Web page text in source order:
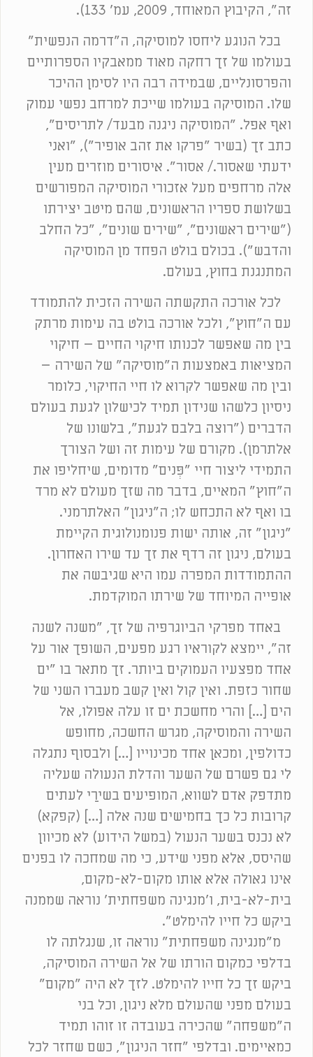
זה", הקיבוץ המאוחד, 2009, עמ' 133).
בכל הנוגע ליחסו למוסיקה, ה"דרמה הנפשית"
בעולמו של זך רחקה מאוד ממאבקיו הספרותיים
והפרסונליים, שבמידה רבה היו לסימן ההיכר
שלו. המוסיקה בעולמו שייכת למרחב נפשי עמוק
ואף אפל. "המוסיקה ניגנה מבעד/ לתריסים",
כתב זך (בשיר "פרקו את זהב אופיר"), "ואני
ידעתי שאסור./ אסור". איסורים מוזרים מעין
אלה מרחפים מעל אזכורי המוסיקה המפורשים
בשלושת ספריו הראשונים, שהם מיטב יצירתו
("שירים ראשונים", "שירים שונים", "כל החלב
והדבש"). בכולם בולט הפחד מן המוסיקה
המתנגנת בחוץ, בעולם.
לכל אורכה התקשתה השירה הזכית להתמודד
עם ה"חוץ", ולכל אורכה בולט בה עימות מרתק
בין מה שאפשר לכנותו חיקוי החיים – חיקוי
המציאות באמצעות ה"מוסיקה" של השירה –
ובין מה שאפשר לקרוא לו חיי החיקוי, כלומר
ניסיון כלשהו שנידון תמיד לכישלון לגעת בעולם
הדברים ("רוצה בלבם לגעת", בלשונו של
אלתרמן). מקורם של עימות זה ושל הצורך
התמידי ליצור חיי "פְּנים" מדומים, שיחליפו את
ה"חוץ" המאיים, בדבר מה שזך מעולם לא מרד
בו ואף לא התכחש לו; ה"ניגון" האלתרמני.
"ניגון" זה, אותה ישות פנומנולוגית הקיימת
בעולם, ניגון זה רדף את זך עד שירו האחרון.
ההתמודדות המפרה עמו היא שגיבשה את
אופייה המיוחד של שירתו המוקדמת.
באחד מפרקי הביוגרפיה של זך, "משנה לשנה
זה", יימצא לקוראיו רגע מפעים, השופך אור על
אחד מפצעיו העמוקים ביותר. זך מתאר בו "ים
שחור כזפת. ואין קול ואין קשב מעברו השני של
הים […] והרי מחשכת ים זו עלה אפולו, אל
השירה והמוסיקה, מגרש החשכה, מחופש
כדולפין, ומכאן אחד מכינוייו […] ולבסוף נתגלה
לי גם פשרם של השער והדלת הנעולה שעליה
מתדפק אדם לשווא, המופיעים בשירַי לעתים
קרובות כל כך בחמישים שנה אלה […] (קפקא)
לא נכנס בשער הנעול (במשל הידוע) לא מכיוון
שהיסס, אלא מפני שידע, כי מה שמחכה לו בפנים
אינו גאולה אלא אותו מקום-לא-מקום,
בית-לא-בית, ו'מנגינה משפחתית' נוראה שממנה
ביקש כל חייו להימלט".
מ"מנגינה משפחתית" נוראה זו, שנגלתה לו
בדלפי כמקום הורתו של אל השירה המוסיקה,
ביקש זך כל חייו להימלט. לזך לא היה "מקום"
בעולם מפני שהעולם מלא ניגון, וכל בני
ה"משפחה" שהכירה בעובדה זו זוהו תמיד
כמאיימים. ובדלפי "חזר הניגון", כשם שחזר לכל